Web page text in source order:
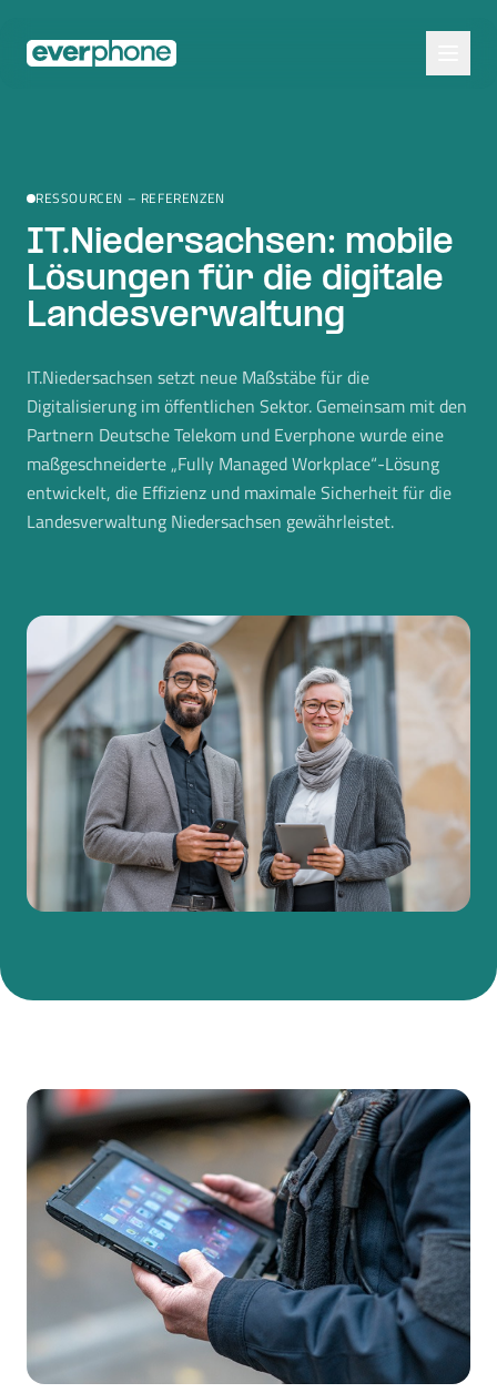
RESSOURCEN – REFERENZEN
IT.Niedersachsen: mobile
Lösungen für die digitale
Landesverwaltung
IT.Niedersachsen setzt neue Maßstäbe für die
Digitalisierung im öffentlichen Sektor. Gemeinsam mit den
Partnern Deutsche Telekom und Everphone wurde eine
maßgeschneiderte „Fully Managed Workplace“-Lösung
entwickelt, die Effizienz und maximale Sicherheit für die
Landesverwaltung Niedersachsen gewährleistet.